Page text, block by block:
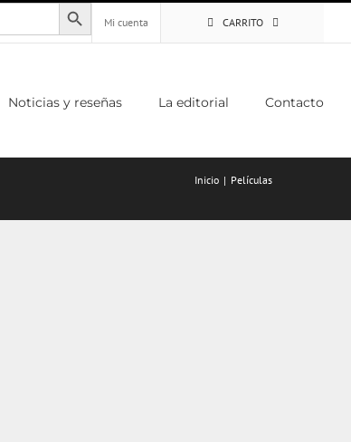
Mi cuenta
CARRITO
Noticias y reseñas La editorial Contacto
Inicio Películas